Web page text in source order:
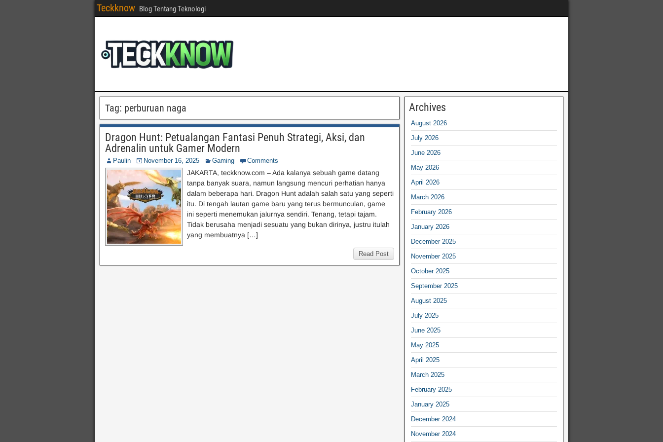
Teckknow Blog Tentang Teknologi
Tag: perburuan naga
Dragon Hunt: Petualangan Fantasi Penuh Strategi, Aksi, dan
Adrenalin untuk Gamer Modern
Paulin November 16, 2025 Gaming Comments
JAKARTA, teckknow.com – Ada kalanya sebuah game datang
tanpa banyak suara, namun langsung mencuri perhatian hanya
dalam beberapa hari. Dragon Hunt adalah salah satu yang seperti
itu. Di tengah lautan game baru yang terus bermunculan, game
ini seperti menemukan jalurnya sendiri. Tenang, tetapi tajam.
Tidak berusaha menjadi sesuatu yang bukan dirinya, justru itulah
yang membuatnya […]
Read Post
Archives
August 2026
July 2026
June 2026
May 2026
April 2026
March 2026
February 2026
January 2026
December 2025
November 2025
October 2025
September 2025
August 2025
July 2025
June 2025
May 2025
April 2025
March 2025
February 2025
January 2025
December 2024
November 2024